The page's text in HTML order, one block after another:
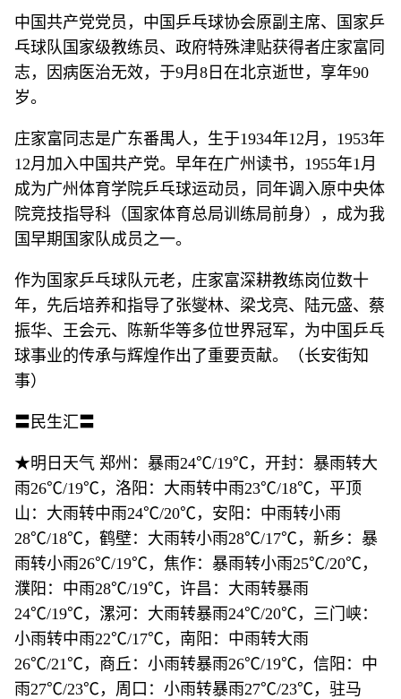
中国共产党党员，中国乒乓球协会原副主席、国家乒
乓球队国家级教练员、政府特殊津贴获得者庄家富同
志，因病医治无效，于9月8日在北京逝世，享年90
岁。
庄家富同志是广东番禺人，生于1934年12月，1953年
12月加入中国共产党。早年在广州读书，1955年1月
成为广州体育学院乒乓球运动员，同年调入原中央体
院竞技指导科（国家体育总局训练局前身），成为我
国早期国家队成员之一。
作为国家乒乓球队元老，庄家富深耕教练岗位数十
年，先后培养和指导了张燮林、梁戈亮、陆元盛、蔡
振华、王会元、陈新华等多位世界冠军，为中国乒乓
球事业的传承与辉煌作出了重要贡献。（长安街知
事）
〓民生汇〓
★明日天气 郑州：暴雨24℃/19℃，开封：暴雨转大
雨26℃/19℃，洛阳：大雨转中雨23℃/18℃，平顶
山：大雨转中雨24℃/20℃，安阳：中雨转小雨
28℃/18℃，鹤壁：大雨转小雨28℃/17℃，新乡：暴
雨转小雨26℃/19℃，焦作：暴雨转小雨25℃/20℃，
濮阳：中雨28℃/19℃，许昌：大雨转暴雨
24℃/19℃，漯河：大雨转暴雨24℃/20℃，三门峡：
小雨转中雨22℃/17℃，南阳：中雨转大雨
26℃/21℃，商丘：小雨转暴雨26℃/19℃，信阳：中
雨27℃/23℃，周口：小雨转暴雨27℃/23℃，驻马